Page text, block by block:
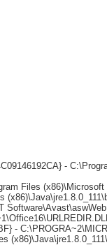
-
Files (x86)\Microsoft
-